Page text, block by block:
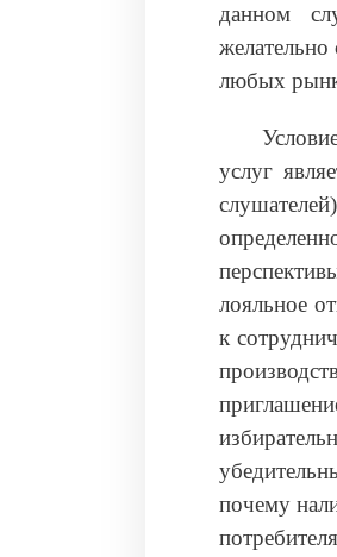
данном
любых
услуг
лояльное
к
почему